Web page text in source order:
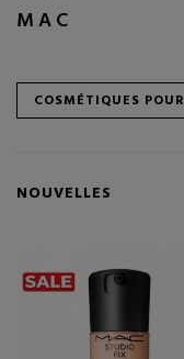
MAC
COSMÉTIQUES
NOUVELLES